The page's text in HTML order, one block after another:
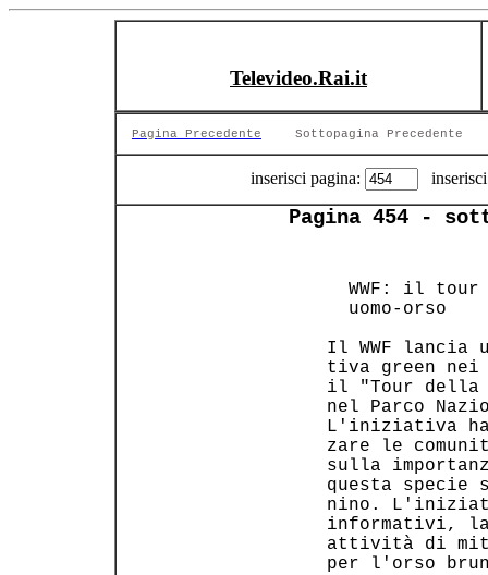
Televideo.Rai.it
Pagina Precedente Sottopagina Precedente
inserisci pagina:
Pagina 454 -
WWF: il
Il WWF
tiva green
il "Tour della
nel Parco
L'iniziativa
zare le
sulla
questa specie
nino.
informativi,
attività di
per l'orso